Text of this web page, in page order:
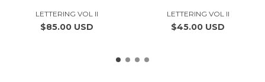
LETTERING VOL II
$85.00 USD
LETTERING VOL II
$45.00 USD